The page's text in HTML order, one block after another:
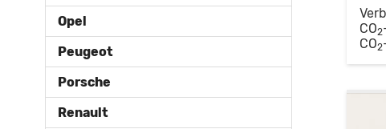
CO2
CO2
Opel
Peugeot
Porsche
Renault